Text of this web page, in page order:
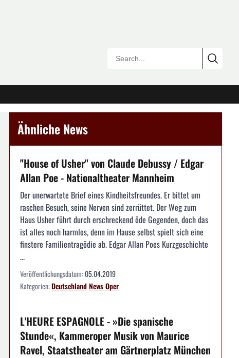
Ähnliche News
"House of Usher" von Claude Debussy / Edgar
Allan Poe - Nationaltheater Mannheim
Der unerwartete Brief eines Kindheitsfreundes. Er bittet um
raschen Besuch, seine Nerven sind zerrüttet. Der Weg zum
Haus Usher führt durch erschreckend öde Gegenden, doch das
ist alles noch harmlos, denn im Hause selbst spielt sich eine
finstere Familientragödie ab. Edgar Allan Poes Kurzgeschichte
...
Veröffentlichungsdatum:05.04.2019
Kategorien:DeutschlandNewsOper
L'HEURE ESPAGNOLE - »Die spanische
Stunde«, Kammeroper Musik von Maurice
Ravel, Staatstheater am Gärtnerplatz München